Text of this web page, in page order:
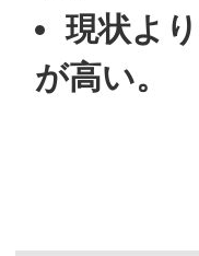
現状よ
が高い。